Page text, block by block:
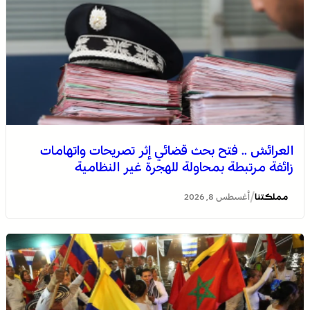
العرائش .. فتح بحث قضائي إثر تصريحات واتهامات
زائفة مرتبطة بمحاولة للهجرة غير النظامية
مملكتنا/ أغسطس 8, 2026
الصحراء المغربية .. كولومبيا تعلن تغييرا في موقفها وتعترف
بسيادة المغرب على صحرائه